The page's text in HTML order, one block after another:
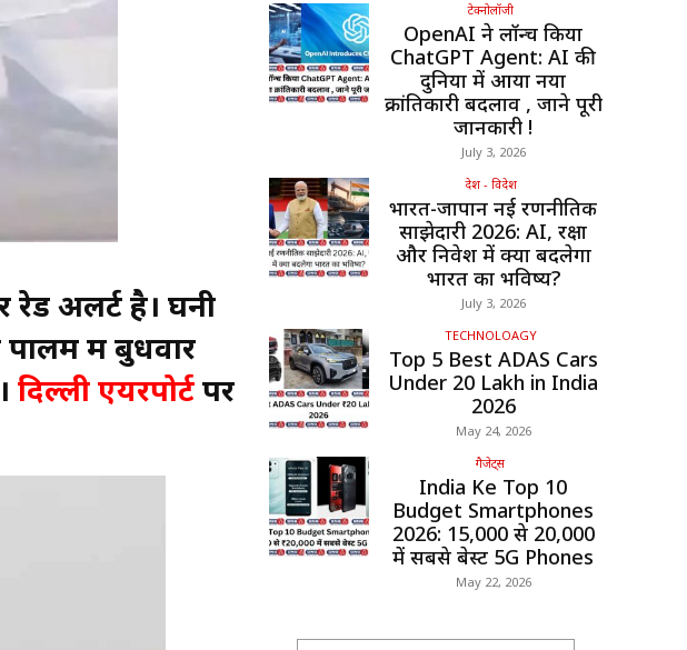
अलर्ट है। घनी
में बुधवार
दिल्ली एयरपोर्टपर
टेक्नोलॉजी
OpenAI ने लॉन्च किया
ChatGPT Agent: AI की
दुनिया में आया नया
क्रांतिकारी बदलाव , जाने पूरी
जानकारी !
July 3, 2026
देश - विदेश
भारत-जापान नई रणनीतिक
साझेदारी 2026: AI, रक्षा
और निवेश में क्या बदलेगा
भारत का भविष्य?
July 3, 2026
TECHNOLOAGY
Top 5 Best ADAS Cars
Under ₹20 Lakh in India
2026
May 24, 2026
गैजेट्स
India Ke Top 10
Budget Smartphones
2026: ₹15,000 से ₹20,000
में सबसे बेस्ट 5G Phones
May 22, 2026